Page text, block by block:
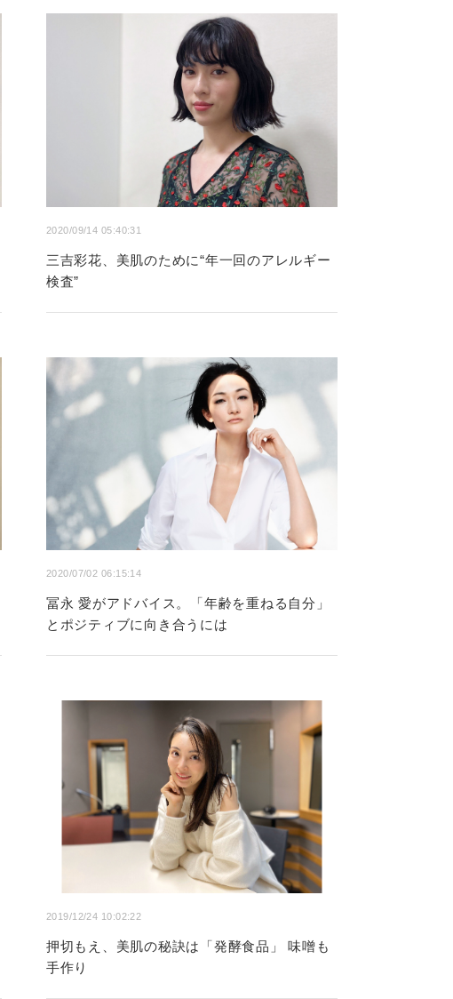
2020/09/14 05:40:31
三吉彩花、美肌のために“年一回のアレルギー
検査”
2020/07/02 06:15:14
冨永 愛がアドバイス。「年齢を重ねる自分」
とポジティブに向き合うには
2019/12/24 10:02:22
押切もえ、美肌の秘訣は「発酵食品」 味噌も
手作り